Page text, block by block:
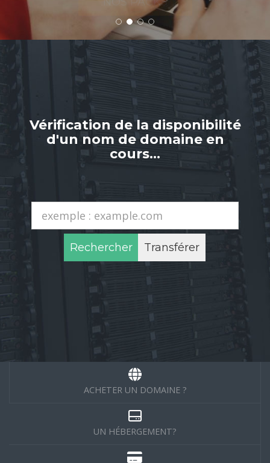
Vérification de la disponibilité
d'un nom de domaine en
cours…
ACHETER UN DOMAINE ?
UN HÉBERGEMENT?